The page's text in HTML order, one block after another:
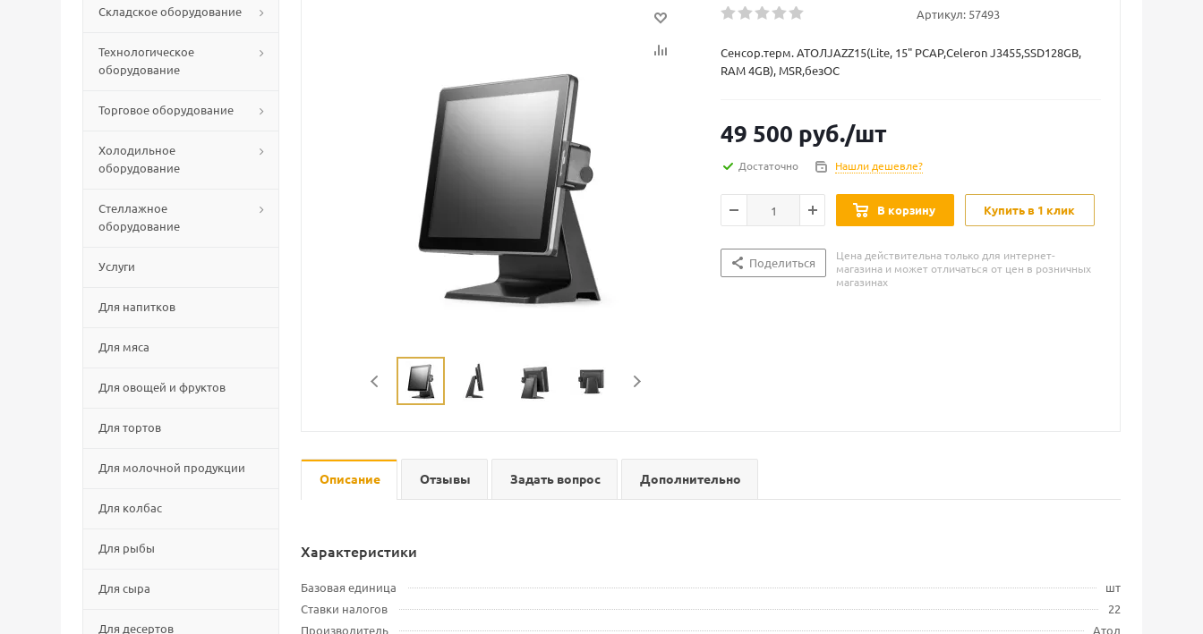
Складское оборудование
Технологическое
оборудование
Торговое оборудование
Холодильное
оборудование
Стеллажное
оборудование
Услуги
Для напитков
Для мяса
Для овощей и фруктов
Для тортов
Для молочной продукции
Для колбас
Для рыбы
Для сыра
Для десертов
Артикул: 57493
Сенсор.терм. АТОЛJAZZ15(Lite, 15" PCAP,Celeron J3455,SSD128GB,
RAM 4GB), MSR,безОС
49 500 руб./шт
Достаточно Нашли дешевле?
В корзину Купить в 1 клик
Поделиться
Цена действительна только для интернет-
магазина и может отличаться от цен в розничных
магазинах
Описание Отзывы Задать вопрос Дополнительно
Характеристики
Базовая единица
шт
Ставки налогов
22
Производитель
Атол